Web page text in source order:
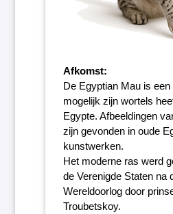
Afkomst:
De Egyptian Mau is
mogelijk zijn wortels
Egypte. Afbeeldingen
zijn gevonden in oude
kunstwerken.
Het moderne ras werd
de Verenigde Staten na
Wereldoorlog door
Troubetskoy.